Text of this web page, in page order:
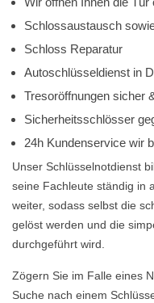
Schlossaustausch
Schloss Reparatur
Autoschlüsseldienst in
Tresoröffnungen sicher
Sicherheitsschlösser
24h Kundenservice wir
Unser Schlüsselnotdienst
seine Fachleute ständig in
weiter, sodass selbst die
gelöst werden und die
durchgeführt wird.
Zögern Sie im Falle eines
Suche nach einem